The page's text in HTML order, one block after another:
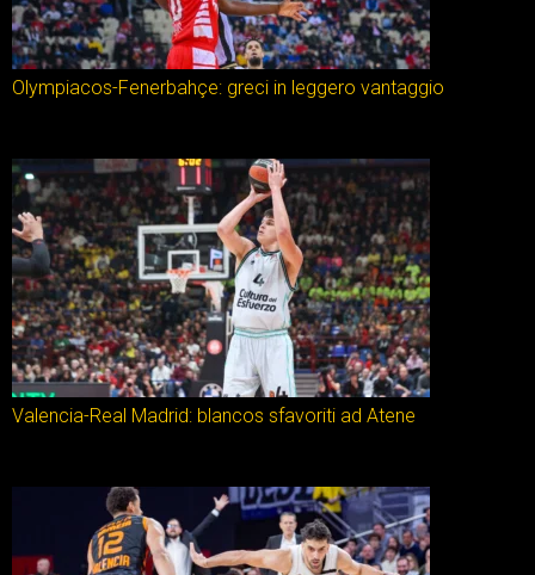
Olympiacos-Fenerbahçe: greci in leggero vantaggio
Valencia-Real Madrid: blancos sfavoriti ad Atene